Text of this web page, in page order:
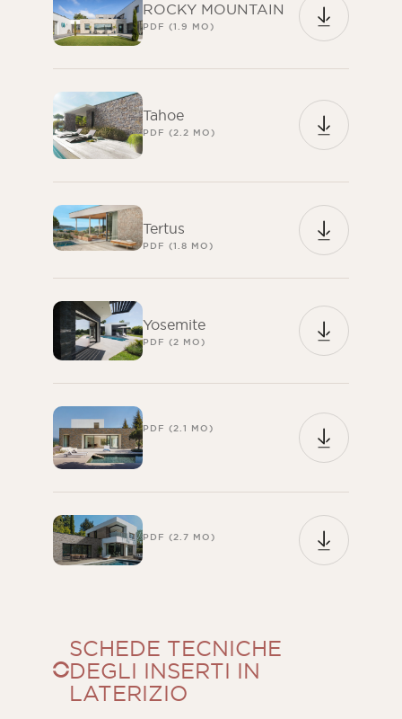
ROCKY MOUNTAIN
PDF (1.9 MO)
Tahoe
PDF (2.2 MO)
Tertus
PDF (1.8 MO)
Yosemite
PDF (2 MO)
PDF (2.1 MO)
PDF (2.7 MO)
SCHEDE TECNICHE
DEGLI INSERTI IN
LATERIZIO